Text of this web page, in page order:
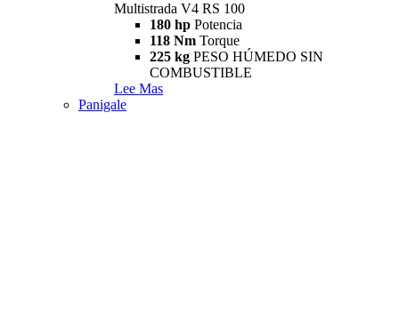
Multistrada V4 RS 100
180 hp Potencia
118 Nm Torque
225 kg PESO HÚMEDO SIN
COMBUSTIBLE
Lee Mas
Panigale